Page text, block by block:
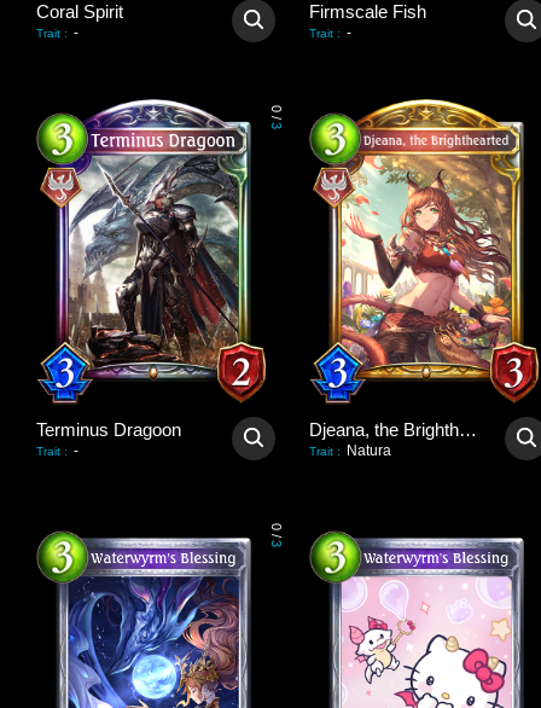
Coral Spirit
Trait : -
Firmscale Fish
Trait : -
0
/
3
Terminus Dragoon
Trait : -
Djeana, the Brighthearted
Trait : Natura
0
/
3